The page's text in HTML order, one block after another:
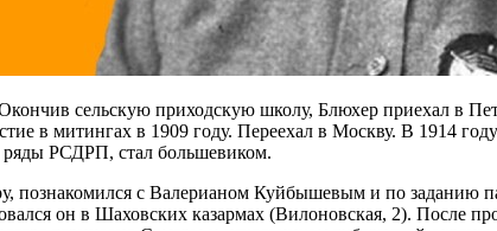
сельскую приходскую школу, Блюхер приехал в
в митингах в 1909 году. Переехал в Москву. В 1914
ряды РСДРП, стал большевиком.
познакомился с Валерианом Куйбышевым и по заданию
он в Шаховских казармах (Вилоновская, 2). После